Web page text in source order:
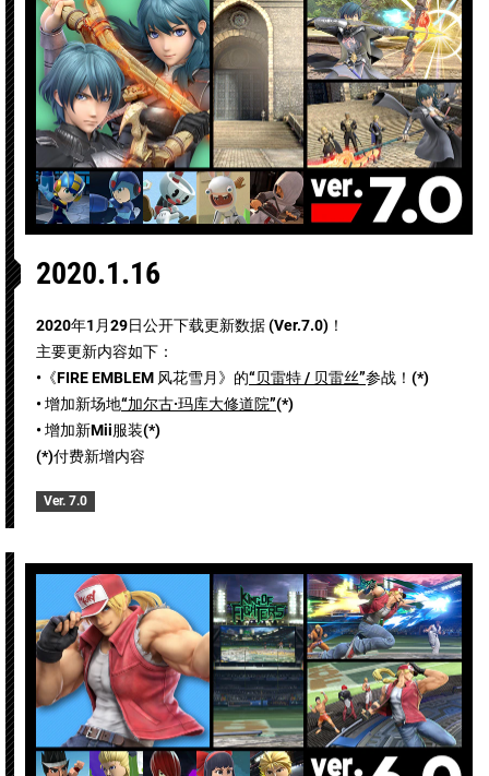
2020.1.16
2020年1月29日公开下载更新数据 (Ver.7.0)！
主要更新内容如下：
•《FIRE EMBLEM 风花雪月》的“贝雷特 / 贝雷丝”参战！(*)
• 增加新场地“加尔古·玛库大修道院”(*)
• 增加新Mii服装(*)
(*)付费新增内容
Ver. 7.0